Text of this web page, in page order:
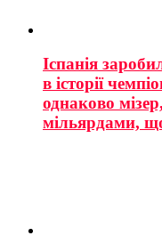
Іспанія
в історії
однаково
мільярдами,